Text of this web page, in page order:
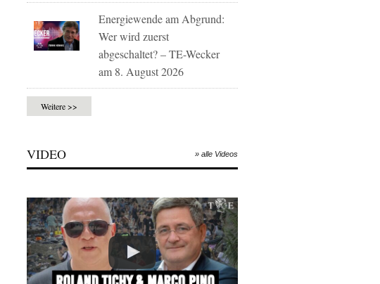
Energiewende am Abgrund:
Wer wird zuerst
abgeschaltet? – TE-Wecker
am 8. August 2026
Weitere >>
VIDEO » alle Videos